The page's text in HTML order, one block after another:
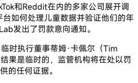
和Reddit在内的多家公司展开调
如何处理儿童数据并验证他们的年
发出了罚款意向通知。
临时执行董事蒂姆·卡佩尔（Tim
果是临时的，监管机构将在处以罚
的任何证据。